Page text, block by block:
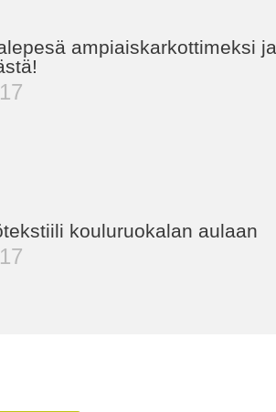
ampiaiskarkottimeksi ja
kouluruokalan aulaan